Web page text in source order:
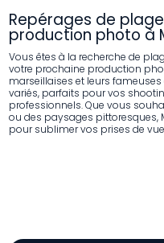
Repérages de
production photo à
Vous êtes à la recherche de
votre prochaine production
marseillaises et leurs
variés, parfaits pour vos
professionnels. Que vous
ou des paysages pittoresques,
pour sublimer vos prises de